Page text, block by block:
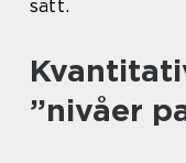
sätt.
”nivåer